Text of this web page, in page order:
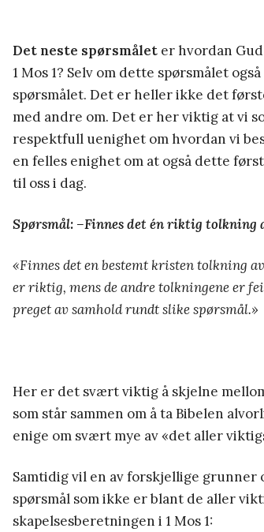
Det neste spørsmålet er hvordan
1 Mos 1? Selv om dette spørsmålet
spørsmålet. Det er heller ikke det
med andre om. Det er her viktig at vi
respektfull uenighet om hvordan vi
en felles enighet om at også dette
til oss i dag.
Spørsmål: –Finnes det én riktig tolkning
«Finnes det en bestemt kristen tolkning
er riktig, mens de andre tolkningene er
preget av samhold rundt slike spørsmål.»
Her er det svært viktig å skjelne
som står sammen om å ta Bibelen
enige om svært mye av «det aller
Samtidig vil en av forskjellige
spørsmål som ikke er blant de aller
skapelsesberetningen i 1 Mos 1: